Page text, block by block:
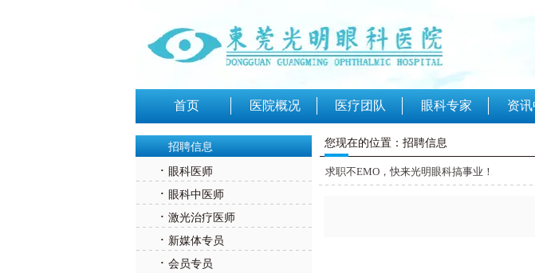
首页 医院概况 医疗团队 眼科专家 资
招聘信息
· 眼科医师
· 眼科中医师
· 激光治疗医师
· 新媒体专员
· 会员专员
您现在的位置：招聘信息
求职不EMO，快来光明眼科搞事业！